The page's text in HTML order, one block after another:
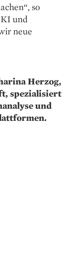
so
und
neue
Herzog,
spezialisiert
und